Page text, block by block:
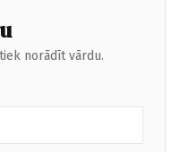
norādīt vārdu.